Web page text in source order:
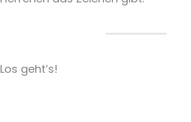
Los geht’s!